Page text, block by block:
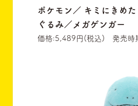
ポケモン／ キミにきめ
ぐるみ／メガゲンガー
価格:5,489円(税込) 発売時